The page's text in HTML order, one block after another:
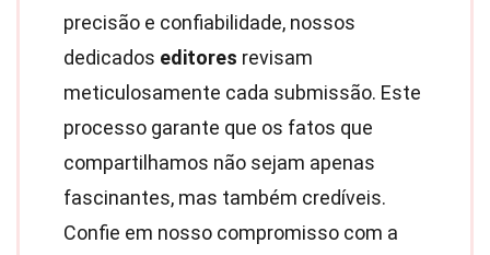
precisão e confiabilidade, nossos
dedicados editores revisam
meticulosamente cada submissão. Este
processo garante que os fatos que
compartilhamos não sejam apenas
fascinantes, mas também credíveis.
Confie em nosso compromisso com a